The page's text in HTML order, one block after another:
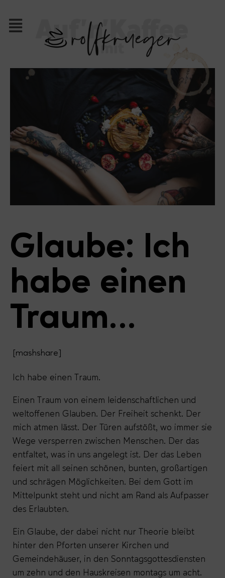
Glaube: Ich
habe einen
Traum…
[mashshare]
Ich habe einen Traum.
Einen Traum von einem leidenschaftlichen und
weltoffenen Glauben. Der Freiheit schenkt. Der
mich atmen lässt. Der Türen aufstößt, wo immer sie
Wege versperren zwischen Menschen. Der das
entfaltet, was in uns angelegt ist. Der das Leben
feiert mit all seinen schönen, bunten, großartigen
und schrägen Möglichkeiten. Bei dem Gott im
Mittelpunkt steht und nicht am Rand als Aufpasser
des Erlaubten.
Ein Glaube, der dabei nicht nur Theorie bleibt
hinter den Pforten unserer Kirchen und
Gemeindehäuser, in den Sonntagsgottesdiensten
um zehn und den Hauskreisen montags um acht.